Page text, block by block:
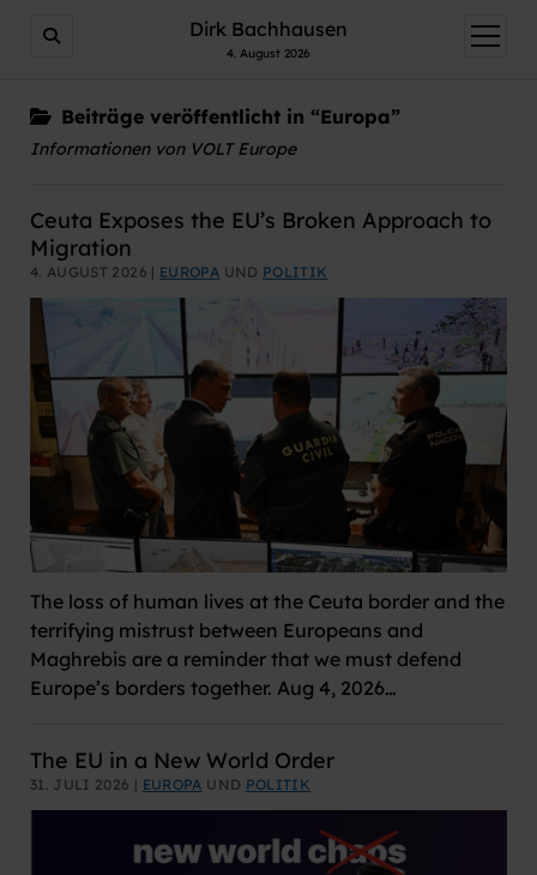
Dirk Bachhausen
4. August 2026
Menü
Beiträge veröffentlicht in “Europa”
Informationen von VOLT Europe
Ceuta Exposes the EU’s Broken Approach to
Migration
4. AUGUST 2026 | EUROPA UND POLITIK
The loss of human lives at the Ceuta border and the
terrifying mistrust between Europeans and
Maghrebis are a reminder that we must defend
Europe’s borders together. Aug 4, 2026…
The EU in a New World Order
31. JULI 2026 | EUROPA UND POLITIK